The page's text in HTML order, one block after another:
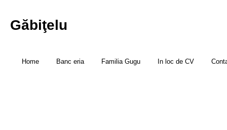
Găbiţelu
Home Banc eria Familia Gugu In loc de CV